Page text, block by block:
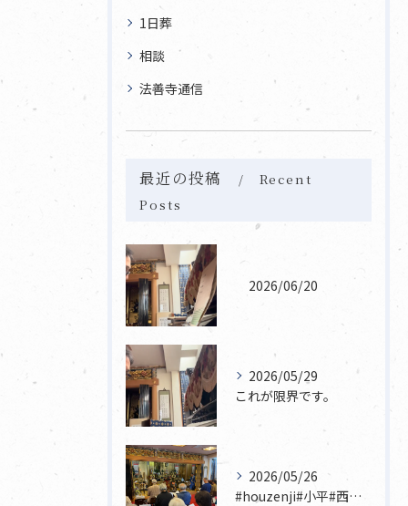
1日葬
相談
法善寺通信
最近の投稿
Recent
Posts
2026/06/20
2026/05/29
これが限界です。
2026/05/26
#houzenji#小平#西東京市#東村山#立川市国分寺市寺...